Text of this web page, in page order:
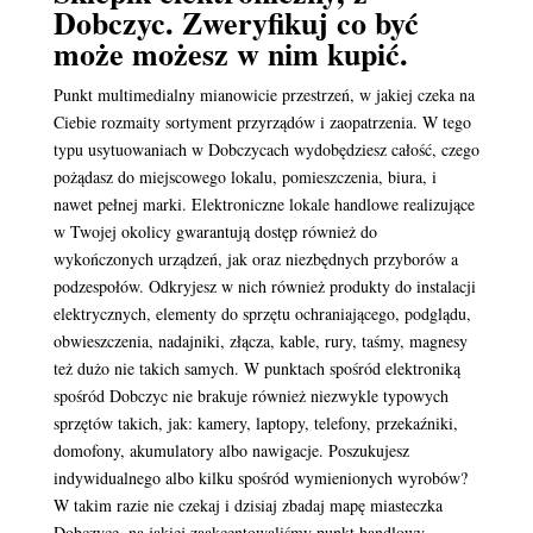
Dobczyc. Zweryfikuj co być
może możesz w nim kupić.
Punkt multimedialny mianowicie przestrzeń, w jakiej czeka na
Ciebie rozmaity sortyment przyrządów i zaopatrzenia. W tego
typu usytuowaniach w Dobczycach wydobędziesz całość, czego
pożądasz do miejscowego lokalu, pomieszczenia, biura, i
nawet pełnej marki. Elektroniczne lokale handlowe realizujące
w Twojej okolicy gwarantują dostęp również do
wykończonych urządzeń, jak oraz niezbędnych przyborów a
podzespołów. Odkryjesz w nich również produkty do instalacji
elektrycznych, elementy do sprzętu ochraniającego, podglądu,
obwieszczenia, nadajniki, złącza, kable, rury, taśmy, magnesy
też dużo nie takich samych. W punktach spośród elektroniką
spośród Dobczyc nie brakuje również niezwykle typowych
sprzętów takich, jak: kamery, laptopy, telefony, przekaźniki,
domofony, akumulatory albo nawigacje. Poszukujesz
indywidualnego albo kilku spośród wymienionych wyrobów?
W takim razie nie czekaj i dzisiaj zbadaj mapę miasteczka